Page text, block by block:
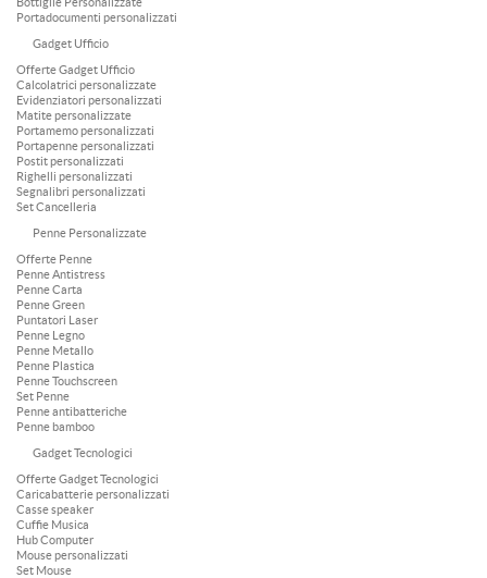
Portadocumenti personalizzati
Gadget Ufficio
Offerte Gadget Ufficio
Calcolatrici personalizzate
Evidenziatori personalizzati
Matite personalizzate
Portamemo personalizzati
Portapenne personalizzati
Postit personalizzati
Righelli personalizzati
Segnalibri personalizzati
Set Cancelleria
Penne Personalizzate
Offerte Penne
Penne Antistress
Penne Carta
Penne Green
Puntatori Laser
Penne Legno
Penne Metallo
Penne Plastica
Penne Touchscreen
Set Penne
Penne antibatteriche
Penne bamboo
Gadget Tecnologici
Offerte Gadget Tecnologici
Caricabatterie personalizzati
Casse speaker
Cuffie Musica
Hub Computer
Mouse personalizzati
Set Mouse